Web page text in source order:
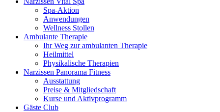
Spa-Aktion
Anwendungen
Wellness Stollen
Ambulante Therapie
Ihr Weg zur ambulanten Therapie
Heilmittel
Physikalische Therapien
Narzissen Panorama Fitness
Ausstattung
Preise & Mitgliedschaft
Kurse und Aktivprogramm
Gäste Club